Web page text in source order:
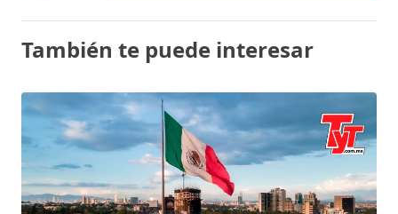
También te puede interesar